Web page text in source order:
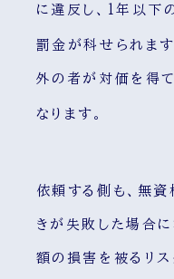
に違反し、1年以下
罰金が科せられます
外の者が対価を得
なります 。
依頼する側も、無資
きが失敗した場合
額の損害を被るリス